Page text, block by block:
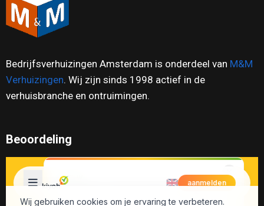
Bedrijfsverhuizingen Amsterdam is onderdeel van M&M
Verhuizingen. Wij zijn sinds 1998 actief in de
verhuisbranche en ontruimingen.
Beoordeling